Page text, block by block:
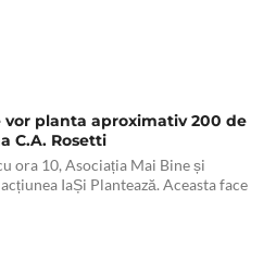
vor planta aproximativ 200 de
C.A. Rosetti
ora 10, Asociația Mai Bine și
IaȘi Plantează. Aceasta face